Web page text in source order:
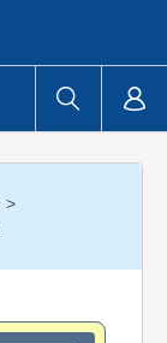
/